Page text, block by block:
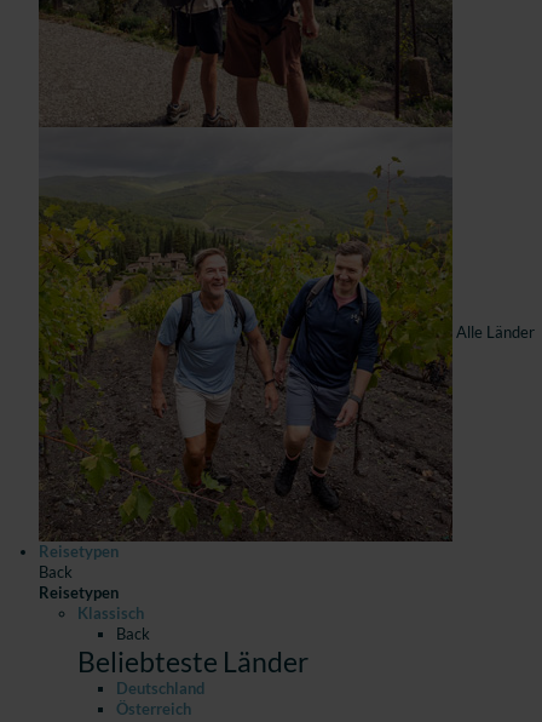
Alle Länder
Reisetypen
Back
Reisetypen
Klassisch
Back
Beliebteste Länder
Deutschland
Österreich